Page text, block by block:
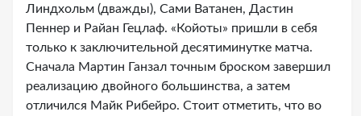
Линдхольм (дважды), Сами Ватанен, Дастин
Пеннер и Райан Гецлаф. «Койоты» пришли в себя
только к заключительной десятиминутке матча.
Сначала Мартин Ганзал точным броском завершил
реализацию двойного большинства, а затем
отличился Майк Рибейро. Стоит отметить, что во